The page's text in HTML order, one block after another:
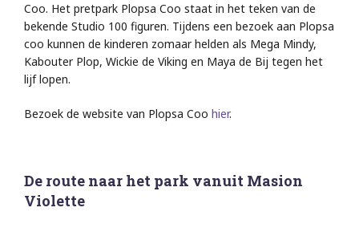
Coo. Het pretpark Plopsa Coo staat in het teken van de
bekende Studio 100 figuren. Tijdens een bezoek aan Plopsa
coo kunnen de kinderen zomaar helden als Mega Mindy,
Kabouter Plop, Wickie de Viking en Maya de Bij tegen het
lijf lopen.
Bezoek de website van Plopsa Coo hier.
De route naar het park vanuit Masion
Violette